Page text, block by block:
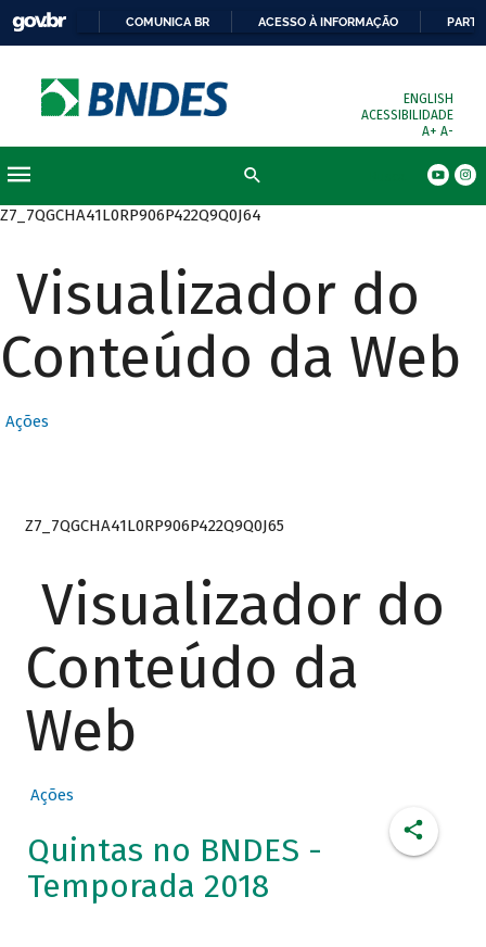
COMUNICA BR ACESSO À INFORMAÇÃO
ENGLISH
ACESSIBILIDADE
A+ A-
Z7_7QGCHA41L0RP906P422Q9Q0J64
Visualizador do
Conteúdo da Web
Ações
Z7_7QGCHA41L0RP906P422Q9Q0J65
Visualizador do
Conteúdo da
Web
Ações
Quintas no BNDES -
Temporada 2018